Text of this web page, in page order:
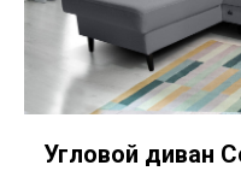
Угловой диван